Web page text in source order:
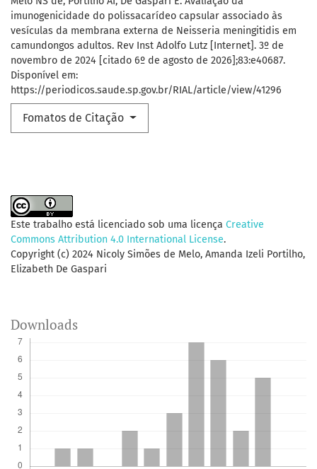
imunogenicidade do polissacarídeo capsular associado às
vesículas da membrana externa de Neisseria meningitidis em
camundongos adultos. Rev Inst Adolfo Lutz [Internet]. 3º de
novembro de 2024 [citado 6º de agosto de 2026];83:e40687.
Disponível em:
https://periodicos.saude.sp.gov.br/RIAL/article/view/41296
Fomatos de Citação
Este trabalho está licenciado sob uma licença Creative
Commons Attribution 4.0 International License.
Copyright (c) 2024 Nicoly Simões de Melo, Amanda Izeli Portilho,
Elizabeth De Gaspari
Downloads